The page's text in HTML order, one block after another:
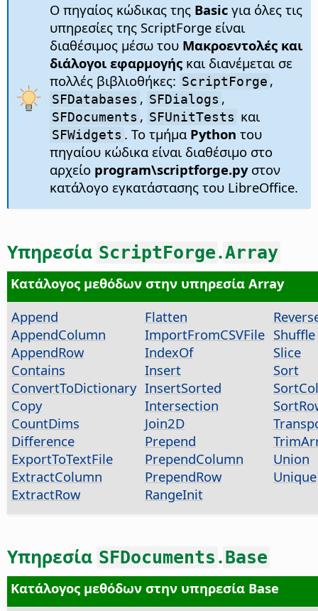
Ο πηγαίος κώδικας της Basicγια όλες τις
υπηρεσίες της ScriptForge είναι
διαθέσιμος μέσω του Μακροεντολές και
διάλογοι εφαρμογήςκαι διανέμεται σε
πολλές βιβλιοθήκες: ScriptForge ,
SFDatabases , SFDialogs ,
SFDocuments , SFUnitTests και
SFWidgets . Το τμήμα Python του
πηγαίου κώδικα είναι διαθέσιμο στο
αρχείο program\scriptforge.pyστον
κατάλογο εγκατάστασης του LibreOffice.
Υπηρεσία ScriptForge.Array
Κατάλογος μεθόδων στην υπηρεσία Array
Append
AppendColumn
AppendRow
Contains
ConvertToDictionary
Copy
CountDims
Difference
ExportToTextFile
ExtractColumn
ExtractRow
Flatten
ImportFromCSVFile
IndexOf
Insert
InsertSorted
Intersection
Join2D
Prepend
PrependColumn
PrependRow
RangeInit
Shuffle
Slice
Sort
Union
Unique
Υπηρεσία SFDocuments .Base
Κατάλογος μεθόδων στην υπηρεσία Base